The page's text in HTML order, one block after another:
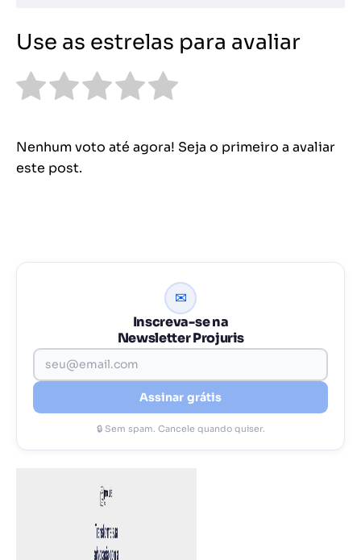
Use as estrelas para avaliar
Nenhum voto até agora! Seja o primeiro a avaliar
este post.
✉
Inscreva-se na
Newsletter Projuris
Assinar grátis
🔒 Sem spam. Cancele quando quiser.